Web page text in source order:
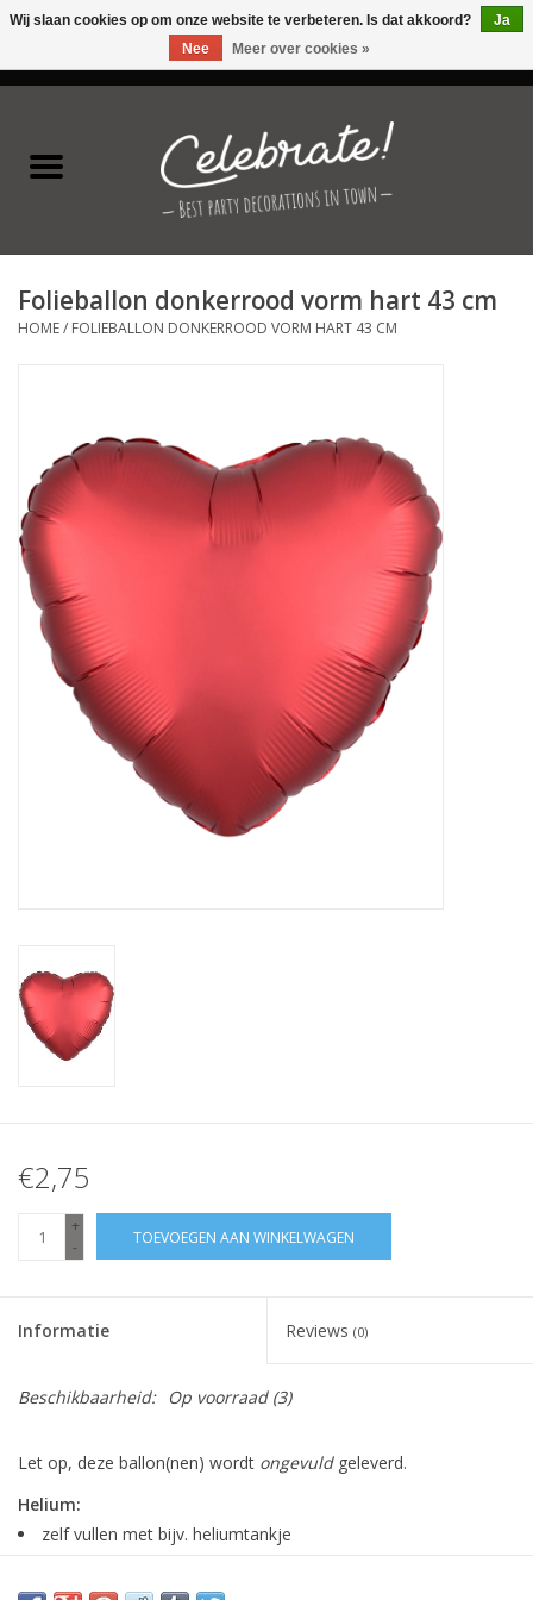
Latex ballonnen
Folie ballonnen
Verjaardag thema's
Speciale momenten
Kinderfeestjes
Cadeaus
Schmink&beauty
Accessoires
Folieballon donkerrood vorm hart 43 cm
HOME/ FOLIEBALLON DONKERROOD VORM HART 43 CM
€2,75
+
-
TOEVOEGEN AAN WINKELWAGEN
Informatie Reviews (0)
Beschikbaarheid: Op voorraad(3)
Let op, deze ballon(nen) wordt ongevuldgeleverd.
Helium:
zelf vullen met bijv. heliumtankje
minimaal 1 week goed (meestal veel langer)
Wij slaan cookies op om onze website te verbeteren. Is dat akkoord?
Ja
Nee
Meer over cookies »